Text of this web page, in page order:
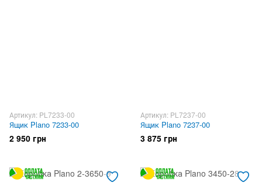
Артикул: PL7233-00
Ящик Plano 7233-00
2 950 грн
Артикул: PL7237-00
Ящик Plano 7237-00
3 875 грн